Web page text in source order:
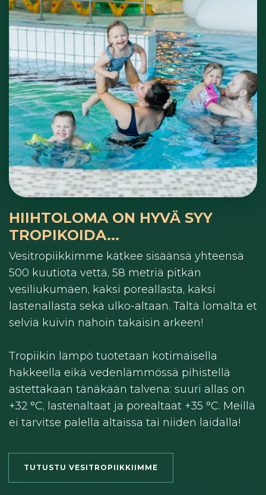
HIIHTOLOMA ON HYVÄ SYY
TROPIKOIDA...
Vesitropiikkimme kätkee sisäänsä yhteensä
500 kuutiota vettä, 58 metriä pitkän
vesiliukumäen, kaksi poreallasta, kaksi
lastenallasta sekä ulko-altaan. Tältä lomalta et
selviä kuivin nahoin takaisin arkeen!
Tropiikin lämpö tuotetaan kotimaisella
hakkeella eikä vedenlämmössä pihistellä
astettakaan tänäkään talvena: suuri allas on
+32 °C, lastenaltaat ja porealtaat +35 °C. Meillä
ei tarvitse palella altaissa tai niiden laidalla!
TUTUSTU VESITROPIIKKIIMME